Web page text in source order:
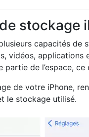
stockage
capacités de
vidéos, applications
partie de l’espace,
de votre iPhone,
le stockage utilisé.